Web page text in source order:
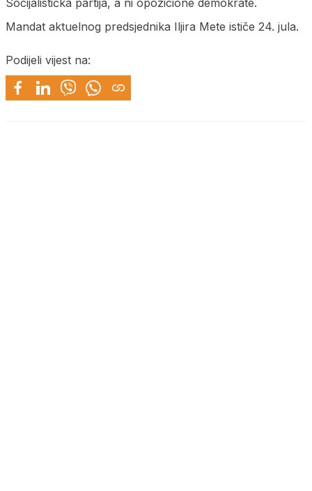
Mandat aktuelnog predsjednika Iljira Mete ističe 24. jula.
Podijeli vijest na: